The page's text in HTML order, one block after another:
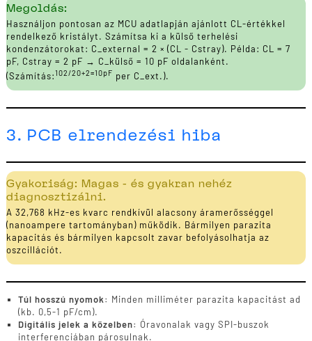
Megoldás:
Használjon pontosan az MCU adatlapján ajánlott CL-értékkel
rendelkező kristályt. Számítsa ki a külső terhelési
kondenzátorokat: C_external = 2 × (CL - Cstray). Példa: CL = 7
pF, Cstray = 2 pF → C_külső = 10 pF oldalanként.
(Számítás:102/20+2=10pF per C_ext.).
3. PCB elrendezési hiba
Gyakoriság: Magas - és gyakran nehéz
diagnosztizálni.
A 32,768 kHz-es kvarc rendkívül alacsony áramerősséggel
(nanoampere tartományban) működik. Bármilyen parazita
kapacitás és bármilyen kapcsolt zavar befolyásolhatja az
oszcillációt.
Túl hosszú nyomok: Minden milliméter parazita kapacitást ad
(kb. 0,5-1 pF/cm).
Digitális jelek a közelben: Óravonalak vagy SPI-buszok
interferenciában párosulnak.